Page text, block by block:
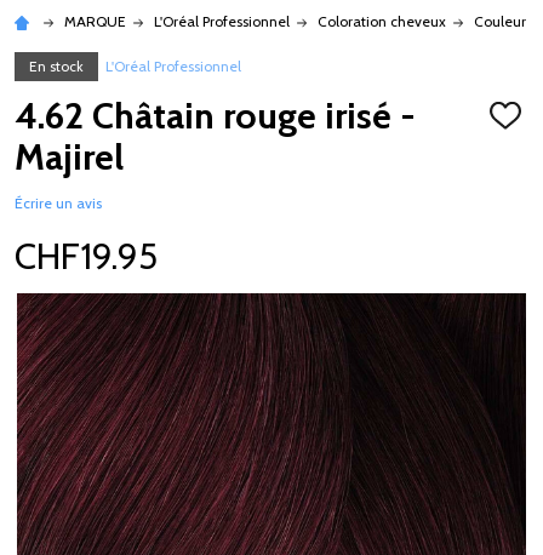
MARQUE L'Oréal Professionnel Coloration cheveux Couleur
En stock L'Oréal Professionnel
4.62 Châtain rouge irisé -
Majirel
Écrire un avis
CHF19.95